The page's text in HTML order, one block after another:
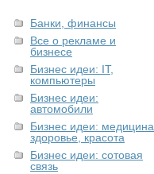
Банки, финансы
Все о рекламе и
бизнесе
Бизнес идеи: IT,
компьютеры
Бизнес идеи:
автомобили
Бизнес идеи: медицина,
здоровье, красота
Бизнес идеи: сотовая
связь